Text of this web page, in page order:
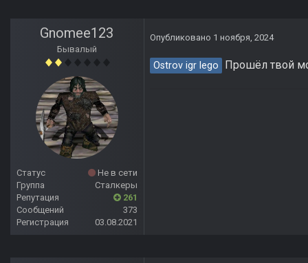
Gnomee123
Бывалый
Статус
Не в сети
Группа
Сталкеры
Репутация
261
Сообщений
373
Регистрация
03.08.2021
Опубликовано 1 ноября, 2024
Ostrov igr lego Прошёл твой